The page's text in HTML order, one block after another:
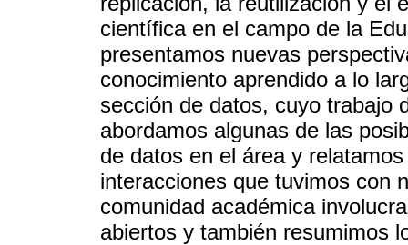
científica en el campo de la
presentamos nuevas
conocimiento aprendido a lo
sección de datos, cuyo trabajo
abordamos algunas de las
de datos en el área y
interacciones que tuvimos con
comunidad académica
abiertos y también resumimos